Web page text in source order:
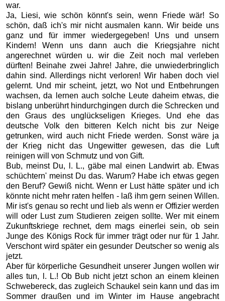
war.
Ja, Liesi, wie schön könnt's sein, wenn Friede wär! So
schön, daß ich's mir nicht ausmalen kann. Wir beide uns
ganz und für immer wiedergegeben! Uns und unsern
Kindern! Wenn uns dann auch die Kriegsjahre nicht
angerechnet würden u. wir die Zeit noch mal verleben
dürften! Beinahe zwei Jahre! Jahre, die unwiederbringlich
dahin sind. Allerdings nicht verloren! Wir haben doch viel
gelernt. Und mir scheint, jetzt, wo Not und Entbehrungen
wachsen, da lernen auch solche Leute daheim etwas, die
bislang unberührt hindurchgingen durch die Schrecken und
den Graus des unglückseligen Krieges. Und ehe das
deutsche Volk den bitteren Kelch nicht bis zur Neige
getrunken, wird auch nicht Friede werden. Sonst wäre ja
der Krieg nicht das Ungewitter gewesen, das die Luft
reinigen will von Schmutz und von Gift.
Bub, meinst Du, l. L., gäbe mal einen Landwirt ab. Etwas
schüchtern' meinst Du das. Warum? Habe ich etwas gegen
den Beruf? Gewiß nicht. Wenn er Lust hätte später und ich
könnte nicht mehr raten helfen - laß ihm gern seinen Willen.
Mir ist's genau so recht und lieb als wenn er Offizier werden
will oder Lust zum Studieren zeigen sollte. Wer mit einem
Zukunftskriege rechnet, dem mags einerlei sein, ob sein
Junge des Königs Rock für immer trägt oder nur für 1 Jahr.
Verschont wird später ein gesunder Deutscher so wenig als
jetzt.
Aber für körperliche Gesundheit unserer Jungen wollen wir
alles tun, l. L.! Ob Bub nicht jetzt schon an einem kleinen
Schwebereck, das zugleich Schaukel sein kann und das im
Sommer draußen und im Winter im Hause angebracht